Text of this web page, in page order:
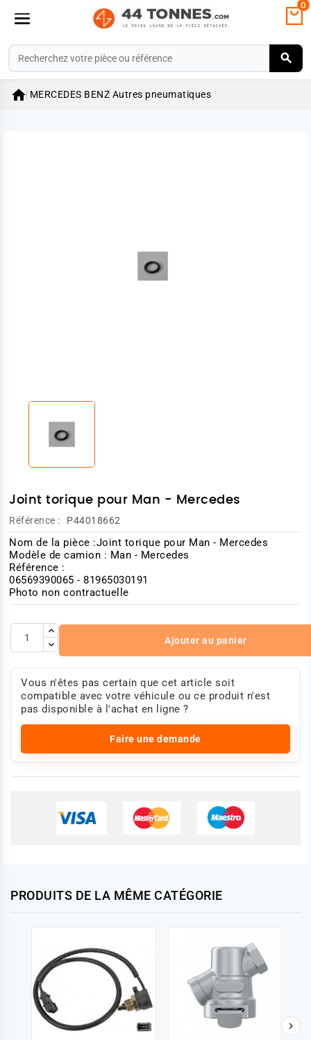
0
 MERCEDES BENZ Autres pneumatiques
Joint torique pour Man - Mercedes
Référence : P44018662
Nom de la pièce :Joint torique pour Man - Mercedes
Modèle de camion : Man - Mercedes
Référence :
06569390065 - 81965030191
Photo non contractuelle
Ajouter au panier
Vous n'êtes pas certain que cet article soit
compatible avec votre véhicule ou ce produit n'est
pas disponible à l'achat en ligne ?
Faire une demande
PRODUITS DE LA MÊME CATÉGORIE
